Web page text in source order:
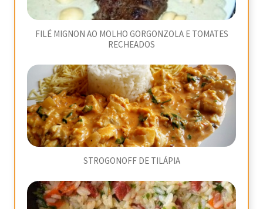
FILÉ MIGNON AO MOLHO GORGONZOLA E TOMATES
RECHEADOS
STROGONOFF DE TILÁPIA